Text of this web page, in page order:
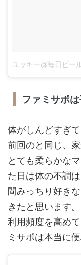
ユッキー@毎日ビー
ファミサポは
体がしんどすぎ
前回のと同じ、
とても柔らかな
た日は体の不調
間みっちり好き
きたと思います
利用頻度を高め
ミサポは本当に便